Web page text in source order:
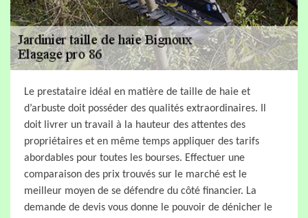
Le prestataire idéal en matière de taille de haie et
d’arbuste doit posséder des qualités extraordinaires. Il
doit livrer un travail à la hauteur des attentes des
propriétaires et en même temps appliquer des tarifs
abordables pour toutes les bourses. Effectuer une
comparaison des prix trouvés sur le marché est le
meilleur moyen de se défendre du côté financier. La
demande de devis vous donne le pouvoir de dénicher le